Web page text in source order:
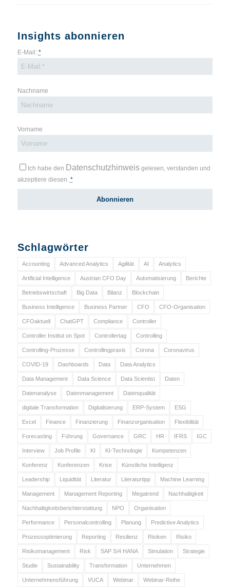
Insights abonnieren
E-Mail: *
Nachname
Vorname
Ich habe den Datenschutzhinweisgelesen, verstanden und
akzeptiere diesen. *
Schlagwörter
Accounting Advanced Analytics Agilität AI Analytics
Artificial Intelligence Austrian CFO Day Automatisierung Berichte
Betriebswirtschaft Big Data Bilanz Blockchain
Business Intelligence Business Partner CFO CFO-Organisation
CFOaktuell ChatGPT Compliance Controller
Controller Institut on Spot Controllertag Controlling
Controlling-Prozesse Controllingpraxis Corona Coronavirus
COVID-19 Dashboards Data Data Analytics
Data Management Data Science Data Scientist Daten
Datenanalyse Datenmanagement Datenqualität
digitale Transformation Digitalisierung ERP-System ESG
Excel Finance Finanzierung Finanzorganisation Flexibilität
Forecasting Führung Governance GRC HR IFRS IGC
Interview Job Profile KI KI-Technologie Kompetenzen
Konferenz Konferenzen Krise Künstliche Intelligenz
Leadership Liquidität Literatur Literaturtipp Machine Learning
Management Management Reporting Megatrend Nachhaltigkeit
Nachhaltigkeitsberichterstattung NPO Organisation
Performance Personalcontrolling Planung Predictive Analytics
Prozessoptimierung Reporting Resilienz Risiken Risiko
Risikomanagement Risk SAP S/4 HANA Simulation Strategie
Studie Sustainability Transformation Unternehmen
Unternehmensführung VUCA Webinar Webinar-Reihe